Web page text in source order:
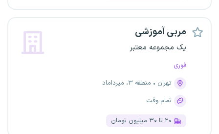
مربی آموزشی
یک مجموعه معتبر
فوری
تهران
منطقه ۳، میرداماد
تمام وقت
۲۰ تا ۳۰ میلیون تومان